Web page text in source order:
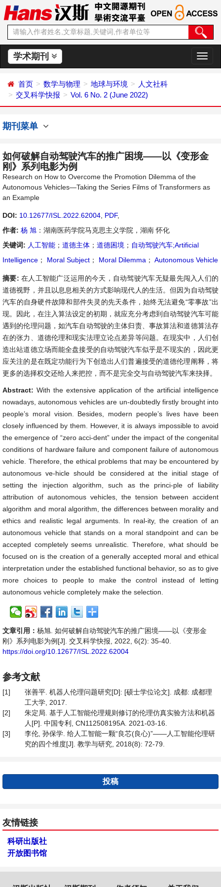
学术期刊
切
换
首页 数学与物理 地球与环境
人文社科
交叉科学快报
Vol. 6 No. 2 (June 2022)
期刊菜单
如何破解自动驾驶汽车的推广困境——以《变形金
刚》系列电影为例
Research on How to Overcome the Promotion Dilemma of the
Autonomous Vehicles—Taking the Series Films of Transformers as
an Example
DOI: 10.12677/ISL.2022.62004 PDF,
作者: 杨 旭 ：湖南医药学院马克思主义学院，湖南 怀化
关键词: 人工智能 ； 道德主体 ； 道德困境 ； 自动驾驶汽车;Artificial
Intelligence ； Moral Subject ； Moral Dilemma ； Autonomous Vehicle
摘要: 在人工智能广泛运用的今天，自动驾驶汽车无疑最先闯入人们的
道德视野，并且以息息相关的方式影响现代人的生活。但因为自动驾驶
汽车的自身硬件故障和部件失灵的先天条件，始终无法避免“零事故”出
现。因此，在注入算法设定的初期，就应充分考虑到自动驾驶汽车可能
遇到的伦理问题，如汽车自动驾驶的主体归责、事故算法和道德算法存
在的张力、道德伦理和现实法理立论点差异等问题。在现实中，人们创
造出站道德立场而能全盘接受的自动驾驶汽车似乎是不现实的，因此更
应关注的是在既定功能行为下创造出人们普遍接受的道德伦理阐释，将
更多的选择权交还给人来把控，而不是完全交与自动驾驶汽车来抉择。
Abstract: With the extensive application of the artificial intelligence
nowadays, autonomous vehicles are un-doubtedly firstly brought into
people’s moral vision. Besides, modern people’s lives have been
closely influenced by them. However, it is always impossible to avoid
the emergence of “zero acci-dent” under the impact of the congenital
conditions of hardware failure and component failure of autonomous
vehicle. Therefore, the ethical problems that may be encountered by
autonomous ve-hicle should be considered at the initial stage of
setting the injection algorithm, such as the princi-ple of liability
attribution of autonomous vehicles, the tension between accident
algorithm and moral algorithm, the differences between morality and
ethics and realistic legal arguments. In real-ity, the creation of an
autonomous vehicle that stands on a moral standpoint and can be
accepted completely seems unrealistic. Therefore, what should be
focused on is the creation of a generally accepted moral and ethical
interpretation under the established functional behavior, so as to give
more choices to people to make the control instead of letting
autonomous vehicle completely make the selection.
文章引用： 杨旭. 如何破解自动驾驶汽车的推广困境——以《变形金
刚》系列电影为例[J]. 交叉科学快报, 2022, 6(2): 35-40.
https://doi.org/10.12677/ISL.2022.62004
参考文献
[1]
张善平. 机器人伦理问题研究[D]: [硕士学位论文]. 成都: 成都理
工大学, 2017.
[2]
朱定局. 基于人工智能伦理规则修订的伦理仿真实验方法和机器
人[P]. 中国专利, CN112508195A. 2021-03-16.
[3]
李伦, 孙保学. 给人工智能一颗“良芯(良心)”——人工智能伦理研
究的四个维度[J]. 教学与研究, 2018(8): 72-79.
投稿
友情链接
科研出版社
开放图书馆